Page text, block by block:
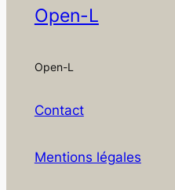
Open-L
Open-L
Contact
Mentions légales